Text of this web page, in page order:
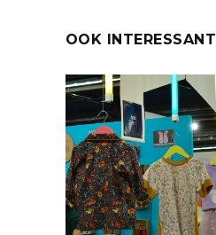
OOK INTERESSANT